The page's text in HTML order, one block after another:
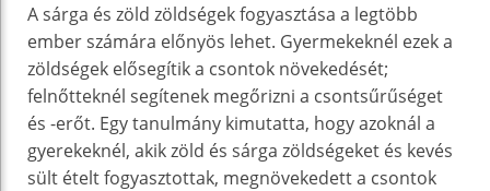
A sárga és zöld zöldségek fogyasztása a legtöbb
ember számára előnyös lehet. Gyermekeknél ezek a
zöldségek elősegítik a csontok növekedését;
felnőtteknél segítenek megőrizni a csontsűrűséget
és -erőt. Egy tanulmány kimutatta, hogy azoknál a
gyerekeknél, akik zöld és sárga zöldségeket és kevés
sült ételt fogyasztottak, megnövekedett a csontok